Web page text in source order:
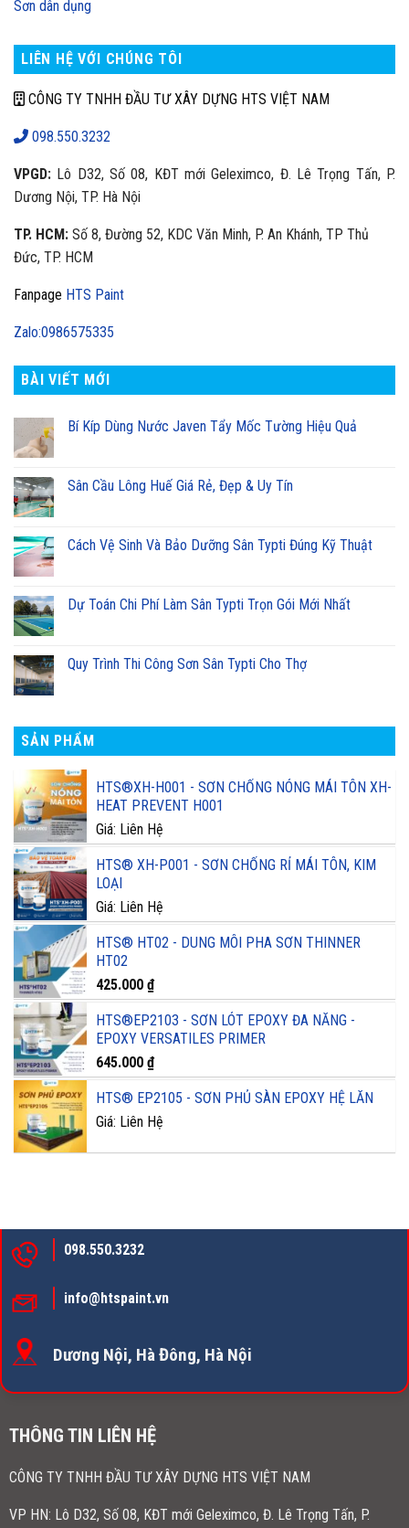
Sơn dân dụng
LIÊN HỆ VỚI CHÚNG TÔI
CÔNG TY TNHH ĐẦU TƯ XÂY DỰNG HTS VIỆT NAM
098.550.3232
VPGD: Lô D32, Số 08, KĐT mới Geleximco, Đ. Lê Trọng Tấn, P.
Dương Nội, TP. Hà Nội
TP. HCM: Số 8, Đường 52, KDC Văn Minh, P. An Khánh, TP Thủ
Đức, TP. HCM
Fanpage HTS Paint
Zalo:0986575335
BÀI VIẾT MỚI
Bí Kíp Dùng Nước Javen Tẩy Mốc Tường Hiệu Quả
Sân Cầu Lông Huế Giá Rẻ, Đẹp & Uy Tín
Cách Vệ Sinh Và Bảo Dưỡng Sân Typti Đúng Kỹ Thuật
Dự Toán Chi Phí Làm Sân Typti Trọn Gói Mới Nhất
Quy Trình Thi Công Sơn Sân Typti Cho Thợ
SẢN PHẨM
HTS®XH-H001 - SƠN CHỐNG NÓNG MÁI TÔN XH-
HEAT PREVENT H001
Giá: Liên Hệ
HTS® XH-P001 - SƠN CHỐNG RỈ MÁI TÔN, KIM
LOẠI
Giá: Liên Hệ
HTS® HT02 - DUNG MÔI PHA SƠN THINNER
HT02
425.000 ₫
HTS®EP2103 - SƠN LÓT EPOXY ĐA NĂNG -
EPOXY VERSATILES PRIMER
645.000 ₫
HTS® EP2105 - SƠN PHỦ SÀN EPOXY HỆ LĂN
Giá: Liên Hệ
098.550.3232
info@htspaint.vn
Dương Nội, Hà Đông, Hà Nội
THÔNG TIN LIÊN HỆ
CÔNG TY TNHH ĐẦU TƯ XÂY DỰNG HTS VIỆT NAM
VP HN: Lô D32, Số 08, KĐT mới Geleximco, Đ. Lê Trọng Tấn, P.